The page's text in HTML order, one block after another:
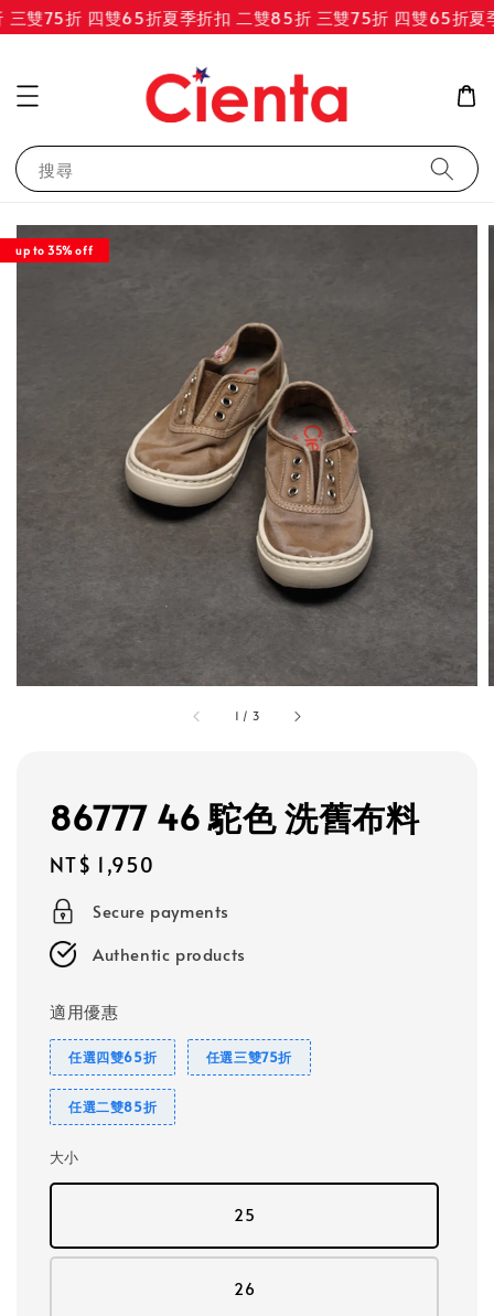
雙75折 四雙65折夏季折扣 二雙85折 三雙75折 四雙65折夏
搜尋
1 / 3
up to 35% off
86777 46 駝色 洗舊布料
Regular
price
NT$ 1,950
Secure payments
Authentic products
適用優惠
任選四雙65折 任選三雙75折
任選二雙85折
大小
25
26